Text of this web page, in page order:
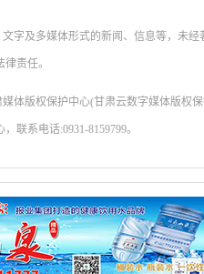
字及多媒体形式的新闻、信息等，未
责任。
体版权保护中心(甘肃云数字媒体版权
联系电话:0931-8159799。